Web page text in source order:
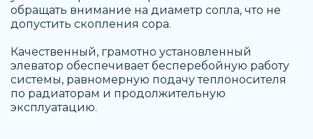
обращать внимание на диаметр сопла, что не
допустить скопления сора.
Качественный, грамотно установленный
элеватор обеспечивает бесперебойную работу
системы, равномерную подачу теплоносителя
по радиаторам и продолжительную
эксплуатацию.